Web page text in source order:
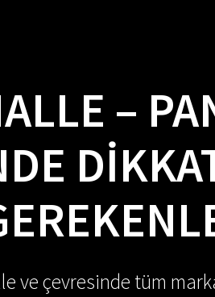
–
ve çevresinde tüm